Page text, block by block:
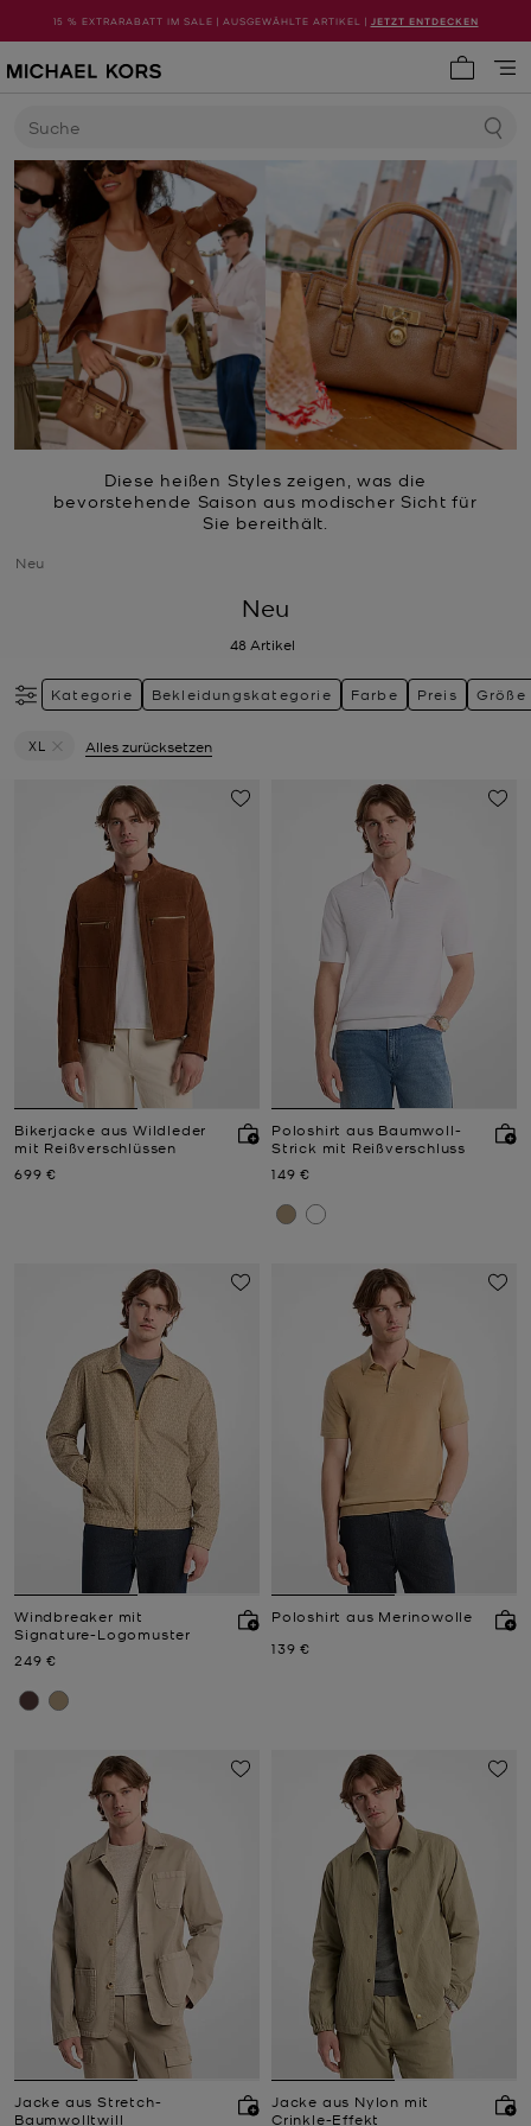
15 % EXTRARABATT IM SALE | AUSGEWÄHLTE ARTIKEL | JETZT ENTDECKEN
Suche
Diese heißen Styles zeigen, was die
bevorstehende Saison aus modischer Sicht für
Sie bereithält.
Neu
Neu
48 Artikel
Kategorie Bekleidungskategorie Farbe Preis Größe
XL
Alles zurücksetzen
Bikerjacke aus Wildleder
mit Reißverschlüssen
Jetzt
699 €
Poloshirt aus Baumwoll-
Strick mit Reißverschluss
Jetzt
149 €
Windbreaker mit
Signature-Logomuster
Jetzt
249 €
Poloshirt aus Merinowolle
Jetzt
139 €
Jacke aus Stretch-
Baumwolltwill
Jacke aus Nylon mit
Crinkle-Effekt